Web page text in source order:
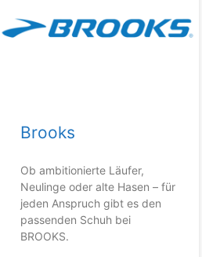
Brooks
Ob ambitionierte Läufer,
Neulinge oder alte Hasen – für
jeden Anspruch gibt es den
passenden Schuh bei
BROOKS.